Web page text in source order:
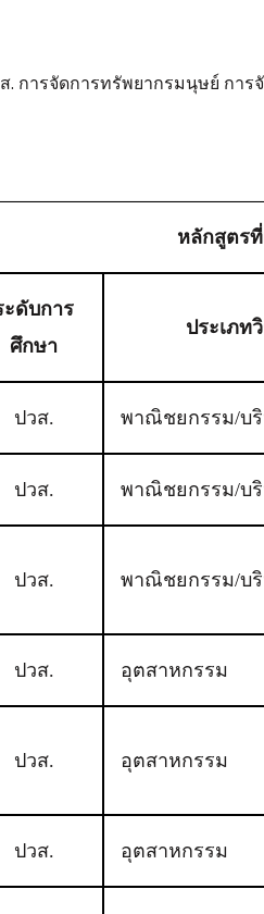
การจัดการทรัพยากรมนุษย์ กา
หลักสูตร
ะดับการ
ศึกษา
ประเภท
ปวส. พาณิชยกรรม/บริ
ปวส. พาณิชยกรรม/บริ
ปวส. พาณิชยกรรม/บริ
ปวส. อุตสาหกรรม
ปวส. อุตสาหกรรม
ปวส. อุตสาหกรรม